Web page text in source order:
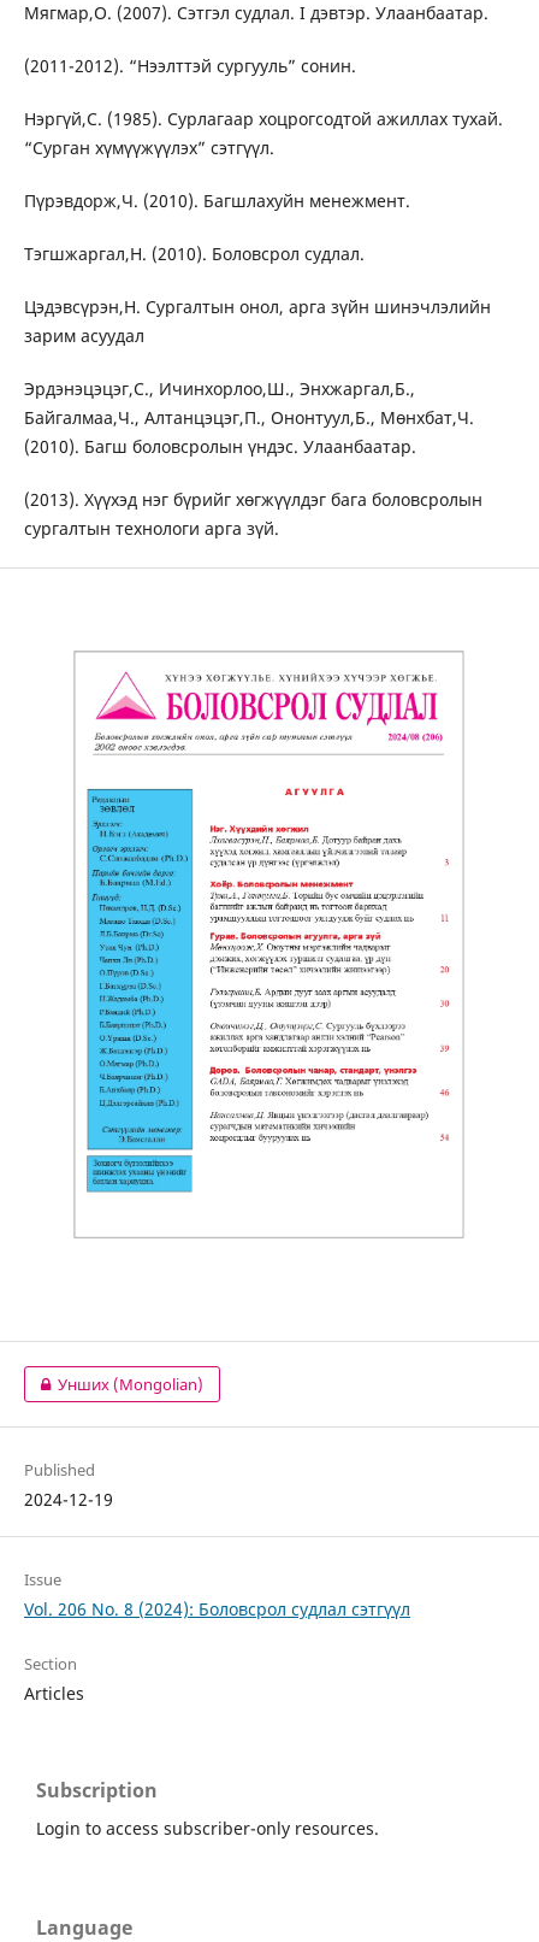
Мягмар,О. (2007). Сэтгэл судлал. I дэвтэр. Улаанбаатар.
(2011-2012). “Нээлттэй сургууль” сонин.
Нэргүй,С. (1985). Сурлагаар хоцрогсодтой ажиллах тухай.
“Сурган хүмүүжүүлэх” сэтгүүл.
Пүрэвдорж,Ч. (2010). Багшлахуйн менежмент.
Тэгшжаргал,Н. (2010). Боловсрол судлал.
Цэдэвсүрэн,Н. Сургалтын онол, арга зүйн шинэчлэлийн
зарим асуудал
Эрдэнэцэцэг,С., Ичинхорлоо,Ш., Энхжаргал,Б.,
Байгалмаа,Ч., Алтанцэцэг,П., Ононтуул,Б., Мөнхбат,Ч.
(2010). Багш боловсролын үндэс. Улаанбаатар.
(2013). Хүүхэд нэг бүрийг хөгжүүлдэг бага боловсролын
сургалтын технологи арга зүй.
Унших (Mongolian)
Published
2024-12-19
Issue
Vol. 206 No. 8 (2024): Боловсрол судлал сэтгүүл
Section
Articles
Subscription
Login to access subscriber-only resources.
Language